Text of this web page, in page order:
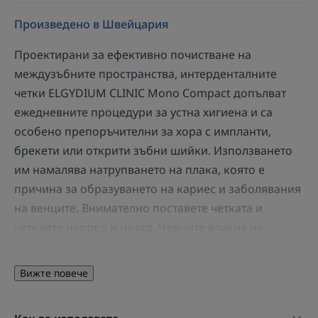
Произведено в Швейцария
Проектирани за ефективно почистване на
междузъбните пространства, интерденталните
четки ELGYDIUM CLINIC Mono Compact допълват
ежедневните процедури за устна хигиена и са
особено препоръчителни за хора с импланти,
брекети или открити зъбни шийки. Използването
им намалява натрупването на плака, която е
причина за образуването на кариес и заболявания
на венците. Внимателно поставете четката и
за да се улесни поставянето и да се видят
отлаганията при отстраняването им. Белите
Вижте повече